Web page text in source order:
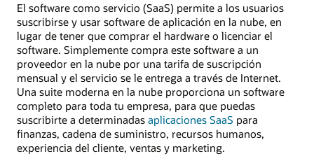
El software como servicio (SaaS) permite a los usuarios
suscribirse y usar software de aplicación en la nube, en
lugar de tener que comprar el hardware o licenciar el
software. Simplemente compra este software a un
proveedor en la nube por una tarifa de suscripción
mensual y el servicio se le entrega a través de Internet.
Una suite moderna en la nube proporciona un software
completo para toda tu empresa, para que puedas
suscribirte a determinadas aplicaciones SaaS para
finanzas, cadena de suministro, recursos humanos,
experiencia del cliente, ventas y marketing.